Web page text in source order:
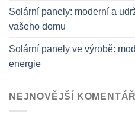
Solární panely: moderní a
vašeho domu
Solární panely ve výrobě:
energie
NEJNOVĚJŠÍ